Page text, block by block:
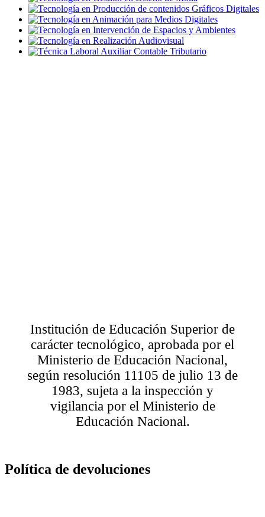
Institución de Educación Superior de
carácter tecnológico, aprobada por el
Ministerio de Educación Nacional,
según resolución 11105 de julio 13 de
1983, sujeta a la inspección y
vigilancia por el Ministerio de
Educación Nacional.
Política de devoluciones